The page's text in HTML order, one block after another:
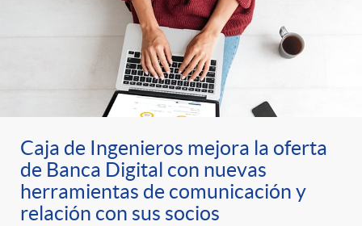
s
Caja de Ingenieros mejora la oferta
de Banca Digital con nuevas
herramientas de comunicación y
relación con sus socios